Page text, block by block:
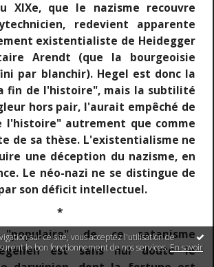
sur ce site, vous acceptez l'utilisation de
le bon fonctionnement de nos services.En savoir
XIXe, que le nazisme recouvre
redevient apparente
existentialiste de Heidegger
Arendt (que la bourgeoisie
par blanchir). Hegel est donc la
fin de l'histoire", mais la subtilité
hors pair, l'aurait empêché de
l'histoire" autrement que comme
de sa thèse. L'existentialisme ne
une déception du nazisme, en
Le néo-nazi ne se distingue de
son déficit intellectuel.
*
de ce satanisme
est sans nul doute le